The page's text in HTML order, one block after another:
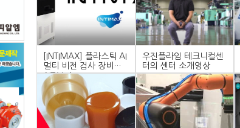
[INTIMAX] 플라스틱 AI
멀티 비전 검사 장비
INTIVI-AI
우진플라임 테크니컬센
터의 센터 소개영상